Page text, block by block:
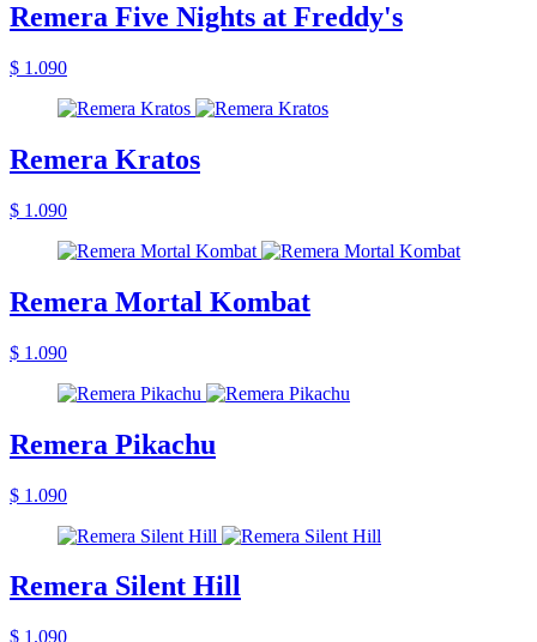
Remera Five Nights at Freddy's
$ 1.090
Remera Kratos
$ 1.090
Remera Mortal Kombat
$ 1.090
Remera Pikachu
$ 1.090
Remera Silent Hill
$ 1.090